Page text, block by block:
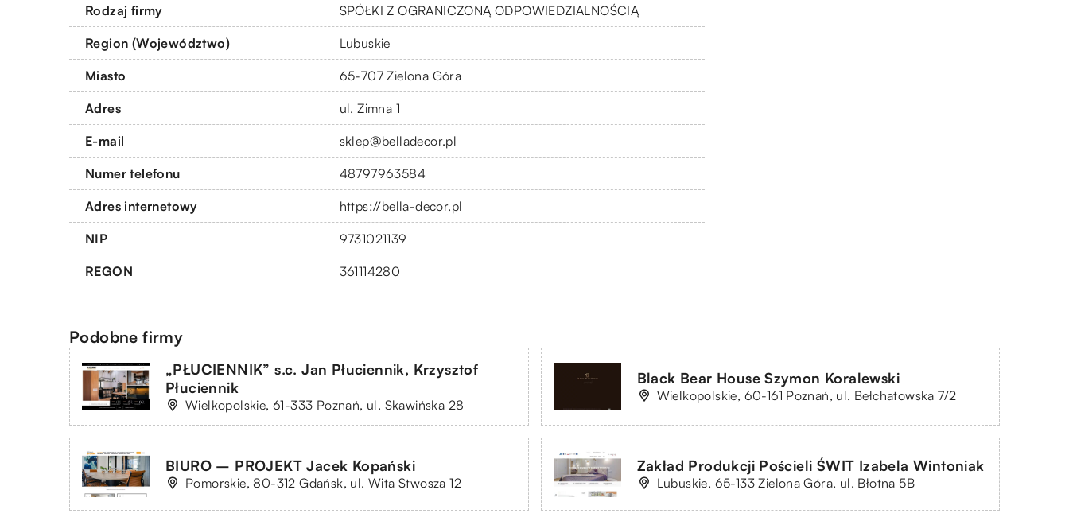
Rodzaj firmy SPÓŁKI Z OGRANICZONĄ ODPOWIEDZIALNOŚCIĄ
Region (Województwo) Lubuskie
Miasto 65-707 Zielona Góra
Adres ul. Zimna 1
E-mail sklep@belladecor.pl
Numer telefonu 48797963584
Adres internetowy https://bella-decor.pl
NIP 9731021139
REGON 361114280
Podobne firmy
„PŁUCIENNIK” s.c. Jan Płuciennik, Krzysztof
Płuciennik
Wielkopolskie, 61-333 Poznań, ul. Skawińska 28
Black Bear House Szymon Koralewski
Wielkopolskie, 60-161 Poznań, ul. Bełchatowska 7/2
BIURO – PROJEKT Jacek Kopański
Pomorskie, 80-312 Gdańsk, ul. Wita Stwosza 12
Zakład Produkcji Pościeli ŚWIT Izabela Wintoniak
Lubuskie, 65-133 Zielona Góra, ul. Błotna 5B